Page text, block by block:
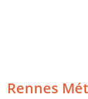
Rennes